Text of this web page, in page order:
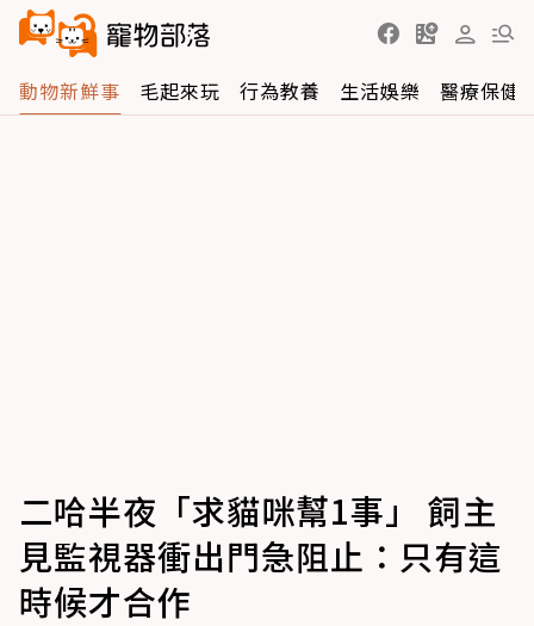
動物新鮮事 毛起來玩 行為教養 生活娛樂 醫療保健
二哈半夜「求貓咪幫1事」 飼主
見監視器衝出門急阻止：只有這
時候才合作